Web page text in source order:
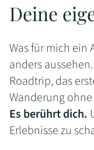
Deine
Was für mich ein
anders
Roadtrip, das
Wanderung
Es berührt dich.
Erlebnisse zu